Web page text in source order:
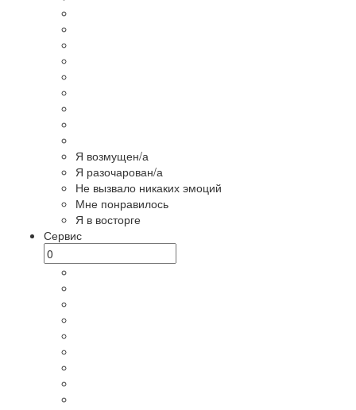
Я возмущен/а
Я разочарован/а
Не вызвало никаких эмоций
Мне понравилось
Я в восторге
Сервис